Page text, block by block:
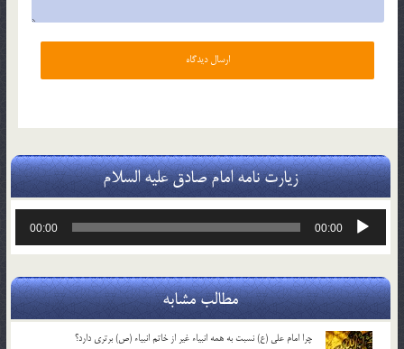
زیارت نامه امام صادق علیه السلام
پخش‌کننده
00:00
00:00
مطالب مشابه
چرا امام علی (ع) نسبت به همه انبیاء غیر از خاتم انبیاء (ص) برتری دارد؟